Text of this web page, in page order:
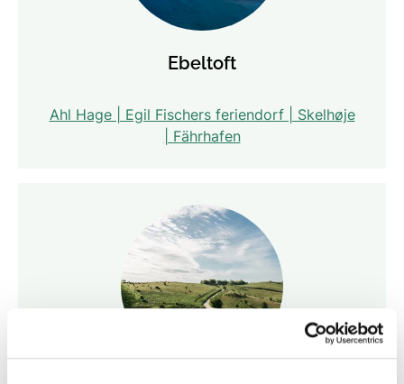
Ebeltoft
Ahl Hage | Egil Fischers feriendorf | Skelhøje
| Fährhafen